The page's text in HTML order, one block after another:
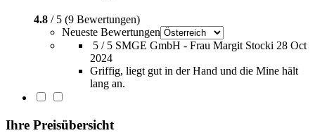
4.8 / 5 (9 Bewertungen)
Neueste Bewertungen
5 / 5 SMGE GmbH - Frau Margit Stocki 28 Oct
2024
Griffig, liegt gut in der Hand und die Mine hält
lang an.
Ihre Preisübersicht